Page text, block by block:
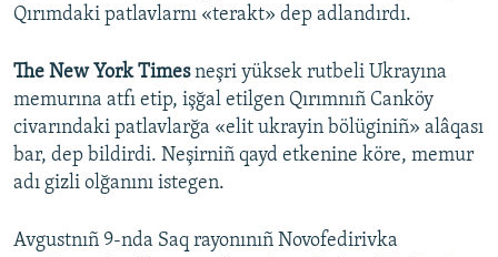
Qırımdaki patlavlarnı «terakt» dep adlandırdı.
The New York Timesneşri yüksek rutbeli Ukrayına
memurına atfı etip, işğal etilgen Qırımnıñ Canköy
civarındaki patlavlarğa «elit ukrayin bölüginiñ» alâqası
bar, dep bildirdi. Neşirniñ qayd etkenine köre, memur
adı gizli olğanını istegen.
Avgustnıñ 9-nda Saq rayonınıñ Novofedirivka